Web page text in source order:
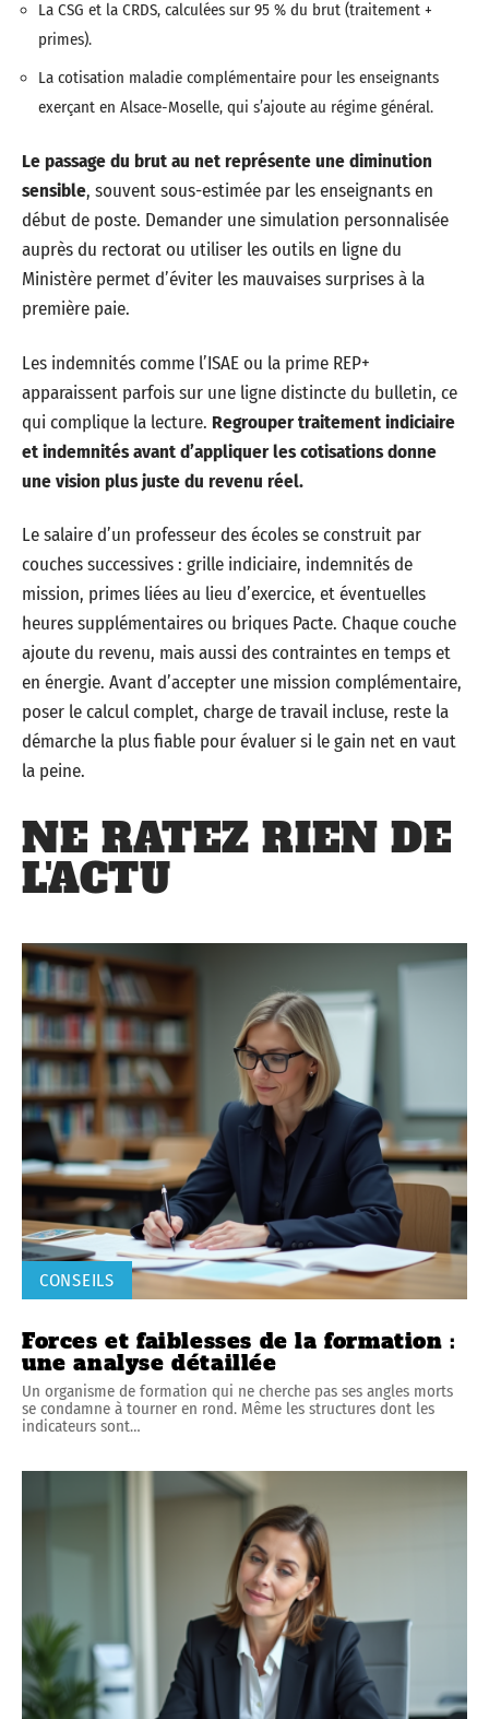
La CSG et la CRDS, calculées sur 95 % du brut (traitement +
primes).
La cotisation maladie complémentaire pour les enseignants
exerçant en Alsace-Moselle, qui s’ajoute au régime général.
Le passage du brut au net représente une diminution
sensible, souvent sous-estimée par les enseignants en
début de poste. Demander une simulation personnalisée
auprès du rectorat ou utiliser les outils en ligne du
Ministère permet d’éviter les mauvaises surprises à la
première paie.
Les indemnités comme l’ISAE ou la prime REP+
apparaissent parfois sur une ligne distincte du bulletin, ce
qui complique la lecture. Regrouper traitement indiciaire
et indemnités avant d’appliquer les cotisations donne
une vision plus juste du revenu réel.
Le salaire d’un professeur des écoles se construit par
couches successives : grille indiciaire, indemnités de
mission, primes liées au lieu d’exercice, et éventuelles
heures supplémentaires ou briques Pacte. Chaque couche
ajoute du revenu, mais aussi des contraintes en temps et
en énergie. Avant d’accepter une mission complémentaire,
poser le calcul complet, charge de travail incluse, reste la
démarche la plus fiable pour évaluer si le gain net en vaut
la peine.
NE RATEZ RIEN DE
L'ACTU
CONSEILS
Forces et faiblesses de la formation :
une analyse détaillée
Un organisme de formation qui ne cherche pas ses angles morts
se condamne à tourner en rond. Même les structures dont les
indicateurs sont…